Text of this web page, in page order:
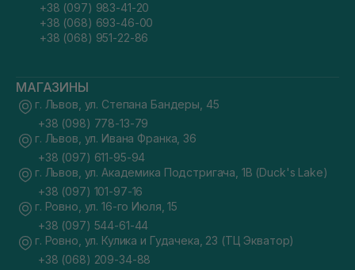
+38 (097) 983-41-20
+38 (068) 693-46-00
+38 (068) 951-22-86
МАГАЗИНЫ
г. Львов, ул. Степана Бандеры, 45
+38 (098) 778-13-79
г. Львов, ул. Ивана Франка, 36
+38 (097) 611-95-94
г. Львов, ул. Академика Подстригача, 1В (Duck's Lake)
+38 (097) 101-97-16
г. Ровно, ул. 16-го Июля, 15
+38 (097) 544-61-44
г. Ровно, ул. Кулика и Гудачека, 23 (ТЦ Экватор)
+38 (068) 209-34-88